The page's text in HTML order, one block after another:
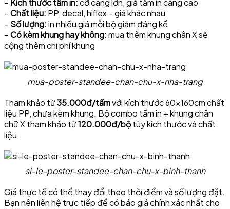
– Kích thước tấm in:cỡ càng lớn, giá tấm in càng cao
–Chất liệu: PP, decal, hiflex – giá khác nhau
– Số lượng:in nhiều giá mỗi bộ giảm đáng kể
–Có kèm khung hay không:mua thêm khung chân X sẽ
cộng thêm chi phí khung
mua-poster-standee-chan-chu-x-nha-trang
Tham khảo từ35.000đ/tấmvới kích thước 60×160cm chất
liệu PP, chưa kèm khung. Bộ combo tấm in + khung chân
chữ X tham khảo từ120.000đ/bộtùy kích thước và chất
liệu.
si-le-poster-standee-chan-chu-x-binh-thanh
Giá thực tế có thể thay đổi theo thời điểm và số lượng đặt.
Bạn nên liên hệ trực tiếp để có báo giá chính xác nhất cho